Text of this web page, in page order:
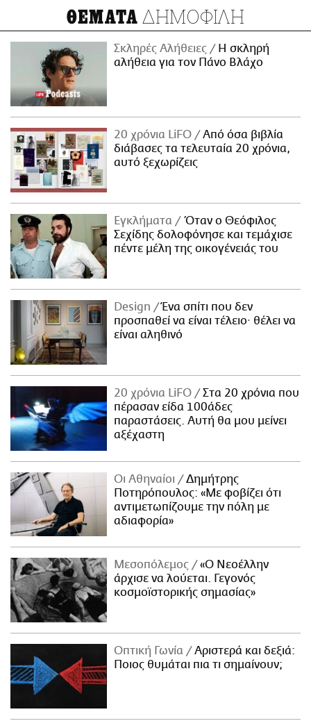
ΘΕΜΑΤΑ ΔΗΜΟΦΙΛΗ
Σκληρές Αλήθειες
H σκληρή
αλήθεια για τον Πάνο Βλάχο
20 χρόνια LiFO
Από όσα βιβλία
διάβασες τα τελευταία 20 χρόνια,
αυτό ξεχωρίζεις
Εγκλήματα
Όταν ο Θεόφιλος
Σεχίδης δολοφόνησε και τεμάχισε
πέντε μέλη της οικογένειάς του
Design
Ένα σπίτι που δεν
προσπαθεί να είναι τέλειο· θέλει να
είναι αληθινό
20 χρόνια LiFO
Στα 20 χρόνια που
πέρασαν είδα 100άδες
παραστάσεις. Αυτή θα μου μείνει
αξέχαστη
Οι Αθηναίοι
Δημήτρης
Ποτηρόπουλος: «Με φοβίζει ότι
αντιμετωπίζουμε την πόλη με
αδιαφορία»
Μεσοπόλεμος
«Ο Νεοέλλην
άρχισε να λούεται. Γεγονός
κοσμοϊστορικής σημασίας»
Οπτική Γωνία
Αριστερά και δεξιά:
Ποιος θυμάται πια τι σημαίνουν;